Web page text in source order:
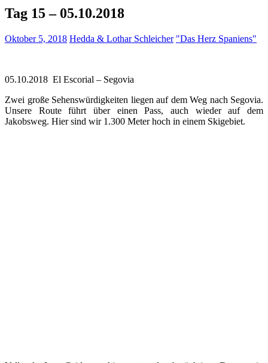
Tag 15 – 05.10.2018
Oktober 5, 2018 Hedda & Lothar Schleicher "Das Herz Spaniens"
05.10.2018 El Escorial – Segovia
Zwei große Sehenswürdigkeiten liegen auf dem Weg nach Segovia.
Unsere Route führt über einen Pass, auch wieder auf dem
Jakobsweg. Hier sind wir 1.300 Meter hoch in einem Skigebiet.